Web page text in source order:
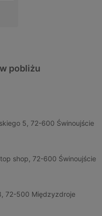
pobliżu
5, 72-600 Świnoujście
shop, 72-600 Świnoujście
72-500 Międzyzdroje